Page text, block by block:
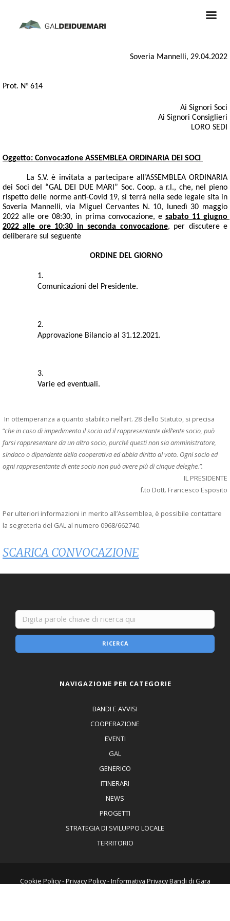
Soveria Mannelli, 29.04.2022
Prot. N° 614
Ai Signori Soci
Ai Signori Consiglieri
LORO SEDI
Oggetto: Convocazione ASSEMBLEA ORDINARIA DEI SOCI
La S.V. è invitata a partecipare all’ASSEMBLEA ORDINARIA
dei Soci del “GAL DEI DUE MARI” Soc. Coop. a r.l., che, nel pieno
rispetto delle norme anti-Covid 19, si terrà nella sede legale sita in
Soveria Mannelli, via Miguel Cervantes N. 10, lunedì 30 maggio
2022 alle ore 08:30, in prima convocazione, e sabato 11 giugno
2022 alle ore 10:30 in seconda convocazione, per discutere e
deliberare sul seguente
ORDINE DEL GIORNO
Comunicazioni del Presidente.
Approvazione Bilancio al 31.12.2021.
Varie ed eventuali.
In ottemperanza a quanto stabilito nell’art. 28 dello Statuto, si precisa
“che in caso di impedimento il socio od il rappresentante dell’ente socio, può
farsi rappresentare da un altro socio, purché questi non sia amministratore,
sindaco o dipendente della cooperativa ed abbia diritto al voto. Ogni socio ed
ogni rappresentante di ente socio non può avere più di cinque deleghe.”.
IL PRESIDENTE
f.to Dott. Francesco Esposito
Per ulteriori informazioni in merito all’Assemblea, è possibile contattare
la segreteria del GAL al numero 0968/662740.
SCARICA CONVOCAZIONE
RICERCA
NAVIGAZIONE PER CATEGORIE
BANDI E AVVISI
COOPERAZIONE
EVENTI
GAL
GENERICO
ITINERARI
NEWS
PROGETTI
STRATEGIA DI SVILUPPO LOCALE
TERRITORIO
Cookie Policy-Privacy Policy-Informativa Privacy Bandi di Gara